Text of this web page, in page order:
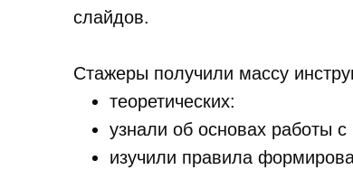
слайдов.
Стажеры получили массу
теоретических:
узнали об основах работы с
изучили правила